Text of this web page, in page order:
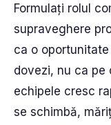
Formulați rolul
supraveghere
ca o
dovezi, nu ca pe
echipele cresc
se schimbă,